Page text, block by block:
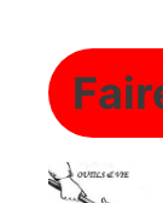
contenu